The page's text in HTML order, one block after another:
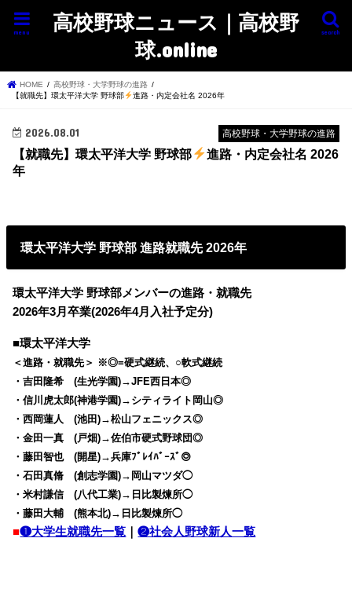
高校野球ニュース｜高校野
球.online
search
menu
HOME
高校野球・大学野球の進路
【就職先】環太平洋大学 野球部
進路・内定会社名 2026年
高校野球・大学野球の進路
2026.08.01
【就職先】環太平洋大学 野球部
進路・内定会社名 2026
年
環太平洋大学 野球部 進路就職先 2026年
環太平洋大学 野球部メンバーの進路・就職先
2026年3月卒業(2026年4月入社予定分)
■環太平洋大学
＜進路・就職先＞ ※◎=硬式継続、○軟式継続
・吉田隆希 (生光学園)→JFE西日本◎
・信川虎太郎(神港学園)→シティライト岡山◎
・西岡蓮人 (池田)→松山フェニックス◎
・金田一真 (戸畑)→佐伯市硬式野球団◎
・藤田智也 (開星)→兵庫ﾌﾞﾚｲﾊﾞｰｽﾞ◎
・石田真脩 (創志学園)→岡山マツダ◯
・米村謙信 (八代工業)→日比製煉所◯
・藤田大輔 (熊本北)→日比製煉所◯
■❶大学生就職先一覧 ｜❷社会人野球新人一覧